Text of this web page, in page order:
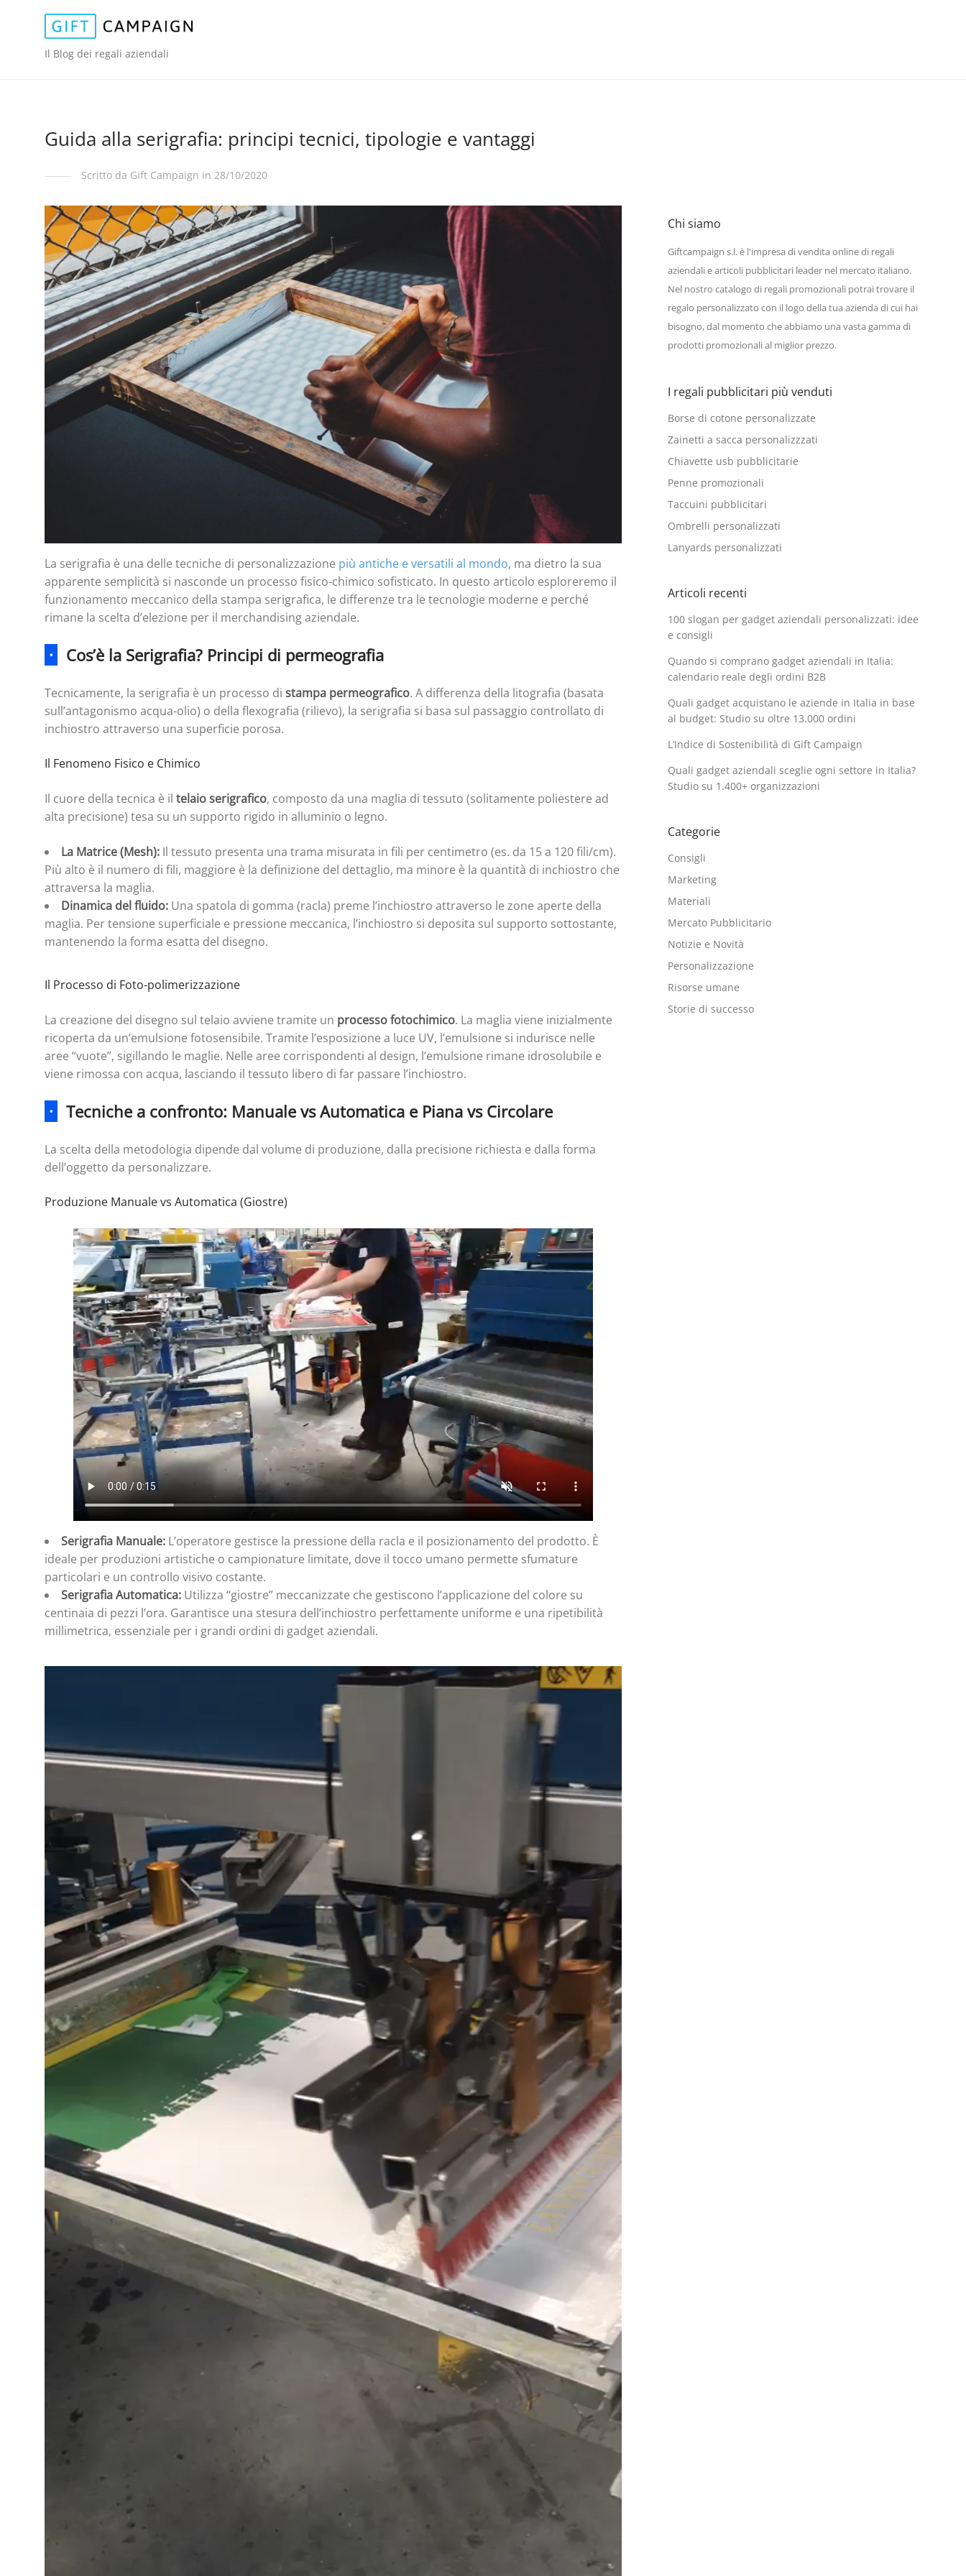
Il Blog dei regali aziendali
Guida alla serigrafia: principi tecnici, tipologie e vantaggi
Scritto da Gift Campaign in 28/10/2020
La serigrafia è una delle tecniche di personalizzazione più antiche e versatili al mondo, ma dietro la sua
apparente semplicità si nasconde un processo fisico-chimico sofisticato. In questo articolo esploreremo il
funzionamento meccanico della stampa serigrafica, le differenze tra le tecnologie moderne e perché
rimane la scelta d’elezione per il merchandising aziendale.
· Cos’è la Serigrafia? Principi di permeografia
Tecnicamente, la serigrafia è un processo di stampa permeografico. A differenza della litografia (basata
sull’antagonismo acqua-olio) o della flexografia (rilievo), la serigrafia si basa sul passaggio controllato di
inchiostro attraverso una superficie porosa.
Il Fenomeno Fisico e Chimico
Il cuore della tecnica è il telaio serigrafico, composto da una maglia di tessuto (solitamente poliestere ad
alta precisione) tesa su un supporto rigido in alluminio o legno.
La Matrice (Mesh): Il tessuto presenta una trama misurata in fili per centimetro (es. da 15 a 120 fili/cm).
Più alto è il numero di fili, maggiore è la definizione del dettaglio, ma minore è la quantità di inchiostro che
attraversa la maglia.
Dinamica del fluido: Una spatola di gomma (racla) preme l’inchiostro attraverso le zone aperte della
maglia. Per tensione superficiale e pressione meccanica, l’inchiostro si deposita sul supporto sottostante,
mantenendo la forma esatta del disegno.
Il Processo di Foto-polimerizzazione
La creazione del disegno sul telaio avviene tramite un processo fotochimico. La maglia viene inizialmente
ricoperta da un’emulsione fotosensibile. Tramite l’esposizione a luce UV, l’emulsione si indurisce nelle
aree “vuote”, sigillando le maglie. Nelle aree corrispondenti al design, l’emulsione rimane idrosolubile e
viene rimossa con acqua, lasciando il tessuto libero di far passare l’inchiostro.
· Tecniche a confronto: Manuale vs Automatica e Piana vs Circolare
La scelta della metodologia dipende dal volume di produzione, dalla precisione richiesta e dalla forma
dell’oggetto da personalizzare.
Produzione Manuale vs Automatica (Giostre)
Serigrafia Manuale: L’operatore gestisce la pressione della racla e il posizionamento del prodotto. È
ideale per produzioni artistiche o campionature limitate, dove il tocco umano permette sfumature
particolari e un controllo visivo costante.
Serigrafia Automatica: Utilizza “giostre” meccanizzate che gestiscono l’applicazione del colore su
centinaia di pezzi l’ora. Garantisce una stesura dell’inchiostro perfettamente uniforme e una ripetibilità
millimetrica, essenziale per i grandi ordini di gadget aziendali.
Chi siamo
Giftcampaign s.l. è l'impresa di vendita online di regali
aziendali e articoli pubblicitari leader nel mercato italiano.
Nel nostro catalogo di regali promozionali potrai trovare il
regalo personalizzato con il logo della tua azienda di cui hai
bisogno, dal momento che abbiamo una vasta gamma di
prodotti promozionali al miglior prezzo.
I regali pubblicitari più venduti
Borse di cotone personalizzate
Zainetti a sacca personalizzzati
Chiavette usb pubblicitarie
Penne promozionali
Taccuini pubblicitari
Ombrelli personalizzati
Lanyards personalizzati
Articoli recenti
100 slogan per gadget aziendali personalizzati: idee
e consigli
Quando si comprano gadget aziendali in Italia:
calendario reale degli ordini B2B
Quali gadget acquistano le aziende in Italia in base
al budget: Studio su oltre 13.000 ordini
L’Indice di Sostenibilità di Gift Campaign
Quali gadget aziendali sceglie ogni settore in Italia?
Studio su 1.400+ organizzazioni
Categorie
Consigli
Marketing
Materiali
Mercato Pubblicitario
Notizie e Novità
Personalizzazione
Risorse umane
Storie di successo